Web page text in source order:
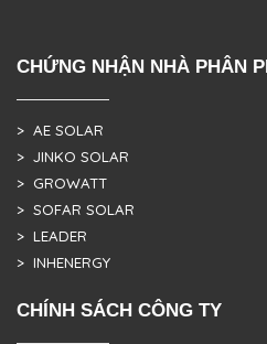
CHỨNG NHẬN NHÀ PHÂN
> AE SOLAR
> JINKO SOLAR
> GROWATT
> SOFAR SOLAR
> LEADER
> INHENERGY
CHÍNH SÁCH CÔNG TY